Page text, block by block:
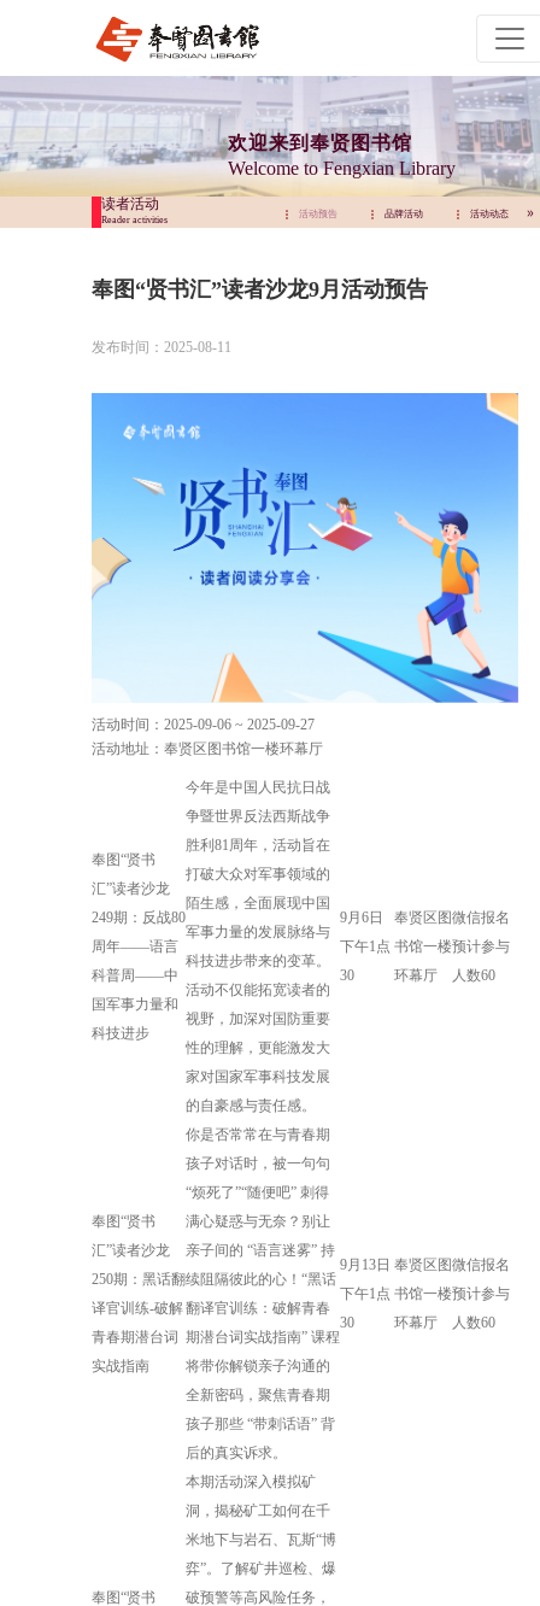
欢迎来到奉贤图书馆
Welcome to Fengxian Library
读者活动
Reader activities
品牌活动 活动预告 品牌活动 活动动态
奉图“贤书汇”读者沙龙9月活动预告
发布时间：2025-08-11
活动时间：2025-09-06 ~ 2025-09-27
活动地址：奉贤区图书馆一楼环幕厅
奉图“贤书
汇”读者沙龙
249期：反战80
周年——语言
科普周——中
国军事力量和
科技进步
今年是中国人民抗日战
争暨世界反法西斯战争
胜利81周年，活动旨在
打破大众对军事领域的
陌生感，全面展现中国
军事力量的发展脉络与
科技进步带来的变革。
活动不仅能拓宽读者的
视野，加深对国防重要
性的理解，更能激发大
家对国家军事科技发展
的自豪感与责任感。
9月6日
下午1点
30
奉贤区图
书馆一楼
环幕厅
微信报名
预计参与
人数60
奉图“贤书
汇”读者沙龙
250期：黑话翻
译官训练-破解
青春期潜台词
实战指南
你是否常常在与青春期
孩子对话时，被一句句
“烦死了”“随便吧” 刺得
满心疑惑与无奈？别让
亲子间的 “语言迷雾” 持
续阻隔彼此的心！“黑话
翻译官训练：破解青春
期潜台词实战指南” 课程
将带你解锁亲子沟通的
全新密码，聚焦青春期
孩子那些 “带刺话语” 背
后的真实诉求。
9月13日
下午1点
30
奉贤区图
书馆一楼
环幕厅
微信报名
预计参与
人数60
奉图“贤书
本期活动深入模拟矿
洞，揭秘矿工如何在千
米地下与岩石、瓦斯“博
弈”。了解矿井巡检、爆
破预警等高风险任务，